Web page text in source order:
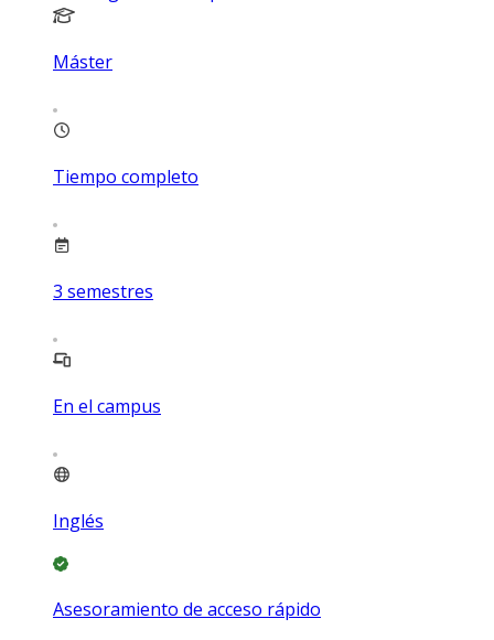
Máster
Tiempo completo
3 semestres
En el campus
Inglés
Asesoramiento de acceso rápido